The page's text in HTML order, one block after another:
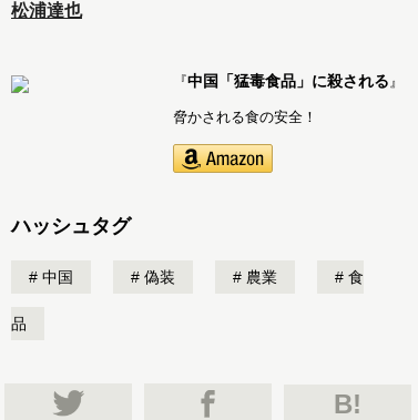
松浦達也
『中国「猛毒食品」に殺される』
脅かされる食の安全！
ハッシュタグ
中国 偽装 農業 食
品
B!